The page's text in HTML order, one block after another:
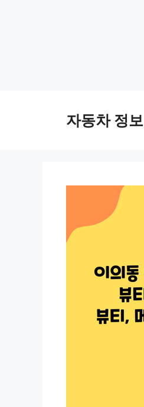
자동차 정보